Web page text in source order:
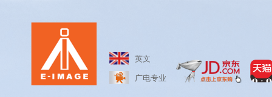
英文
广电专业